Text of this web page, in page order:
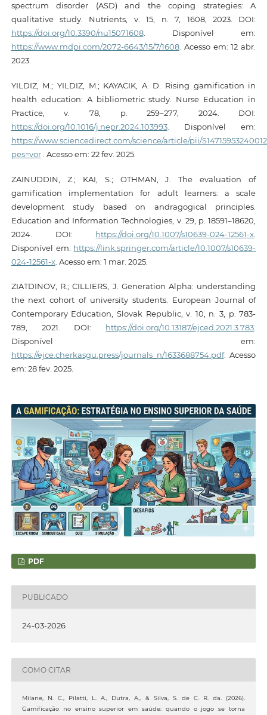
spectrum disorder (ASD) and the coping strategies: A
qualitative study. Nutrients, v. 15, n. 7, 1608, 2023. DOI:
https://doi.org/10.3390/nu15071608. Disponível em:
https://www.mdpi.com/2072-6643/15/7/1608. Acesso em: 12 abr.
2023.
YILDIZ, M.; YILDIZ, M.; KAYACIK, A. D. Rising gamification in
health education: A bibliometric study. Nurse Education in
Practice, v. 78, p. 259–277, 2024. DOI:
https://doi.org/10.1016/j.nepr.2024.103993. Disponível em:
https://www.sciencedirect.com/science/article/pii/
pes=vor. Acesso em: 22 fev. 2025.
ZAINUDDIN, Z.; KAI, S.; OTHMAN, J. The evaluation of
gamification implementation for adult learners: a scale
development study based on andragogical principles.
Education and Information Technologies, v. 29, p. 18591–18620,
2024. DOI: https://doi.org/10.1007/s10639-024-12561-x
Disponível em: https://link.springer.com/article/10.1007/s10639-
024-12561-x. Acesso em: 1 mar. 2025.
ZIATDINOV, R.; CILLIERS, J. Generation Alpha: understanding
the next cohort of university students. European Journal of
Contemporary Education, Slovak Republic, v. 10, n. 3, p. 783-
789, 2021. DOI: https://doi.org/10.13187/ejced.2021.3.783
Disponível em:
https://ejce.cherkasgu.press/journals_n/1633688754.pdf. Acesso
em: 28 fev. 2025.
PDF
PUBLICADO
24-03-2026
COMO CITAR
Milane, N. C., Pilatti, L. A., Dutra, A., & Silva, S. de C. R. da. (2026).
Gamificação no ensino superior em saúde: quando o jogo se torna